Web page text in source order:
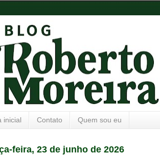
inicial Contato Quem sou eu
feira, 23 de junho de 2026